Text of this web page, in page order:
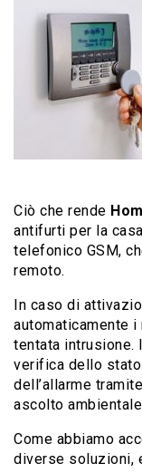
Ciò che rende
antifurti per la
telefonico GSM,
remoto.
In caso di
automaticamente
tentata intrusione.
verifica dello
dell’allarme
ascolto
Come abbiamo
diverse soluzioni,